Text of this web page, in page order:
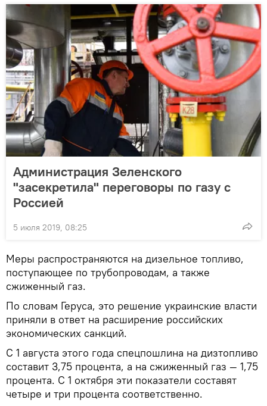
Администрация Зеленского
"засекретила" переговоры по газу с
Россией
5 июля 2019, 08:25
Меры распространяются на дизельное топливо,
поступающее по трубопроводам, а также
сжиженный газ.
По словам Геруса, это решение украинские власти
приняли в ответ на расширение российских
экономических санкций.
С 1 августа этого года спецпошлина на дизтопливо
составит 3,75 процента, а на сжиженный газ — 1,75
процента. С 1 октября эти показатели составят
четыре и три процента соответственно.